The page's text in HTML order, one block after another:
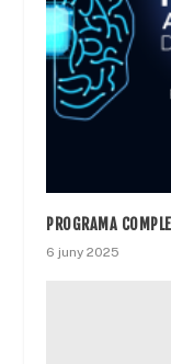
PROGRAMA
6 juny 2025